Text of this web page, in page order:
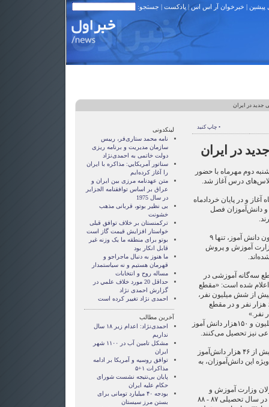
پیشین | خبرخوان آر اس اس| پادکست | جستجو:
جدید در ایران
• چاپ کنید
در ایران
دوم مهرماه با حضور
و در پایان خردادماه
و دانش‌آموزان فصل
به گزارش ایسنا، از میان ۱۴ میلیون دانش آموز، تنها ۹
آموزش و پروش
سه‌گانه آموزشی در
این شرح اعلام شده است: «مقطع
از شش میلیون نفر،
مقطع راهنمائی سه میلیون و ۶۰۰ هزار نفر و در مقطع
این در حالی است که حدود یک میلیون و ۱۵۰هزار دانش آموز
همچنین در سال تحصیلی جاری بیش از ۴۶ هزار دانش‌آموز
در ۱۲۰ مدرسه ویژه این دانش‌آموزان، به
وزارت آموزش و
پرورش، شمار دبستان‌های فعال در سال تحصیلی ۸۷ - ۸۸
لینکدونی
نامه محمد ستاری‌فر، رییس
سازمان مدیریت و برنامه ریزی
دولت خاتمی به احمدی‌نژاد
سناتور آمريکايي: مذاکره با ايران
را آغاز کرده‌ايم
متن عهدنامه مرزى بين ايران و
عراق بر اساس توافقنامه الجزاير
در سال 1975
بی نظیر بوتو، قربانی مذهب
خشونت
ترکمنستان بر خلاف توافق قبلی
خواستار افزایش قیمت گاز است
بوتو برای منطقه ما یک وزنه غیر
قابل انکار بود
ما هنوز به دنبال ماجراجو و
قهرمان هستيم و نه سياستمدار
مساله روح و انتخابات
حداقل 20 مورد خلاف علمي در
گزارش احمدی نژاد
احمدی نژاد تغییر کرده است
آخرین مطالب
احمدی‌نژاد: اعدام زیر ۱۸ سال
نداریم
مشکل تامین آب در ۱۱۰۰ شهر
ایران
توافق روسیه و آمریکا بر ادامه
مذاکرات ۱+۵
پایان بی‌نتیجه نشست شورای
حکام علیه ایران
بودجه ۴۰ میلیارد تومانی برای
بستن مرز سیستان